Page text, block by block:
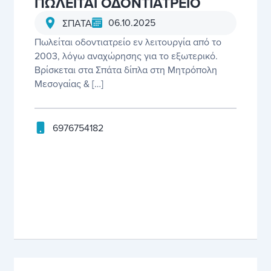
ΣΠΑΤΑ
06.10.2025
Πωλείται οδοντιατρείο εν λειτουργία από το
2003, λόγω αναχώρησης για το εξωτερικό.
Βρίσκεται στα Σπάτα δίπλα στη Μητρόπολη
Μεσογαίας & […]
6976754182